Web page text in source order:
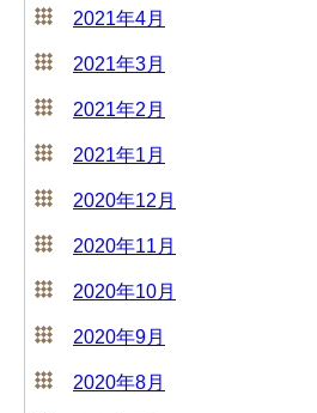
2021年4月
2021年3月
2021年2月
2021年1月
2020年12月
2020年11月
2020年10月
2020年9月
2020年8月